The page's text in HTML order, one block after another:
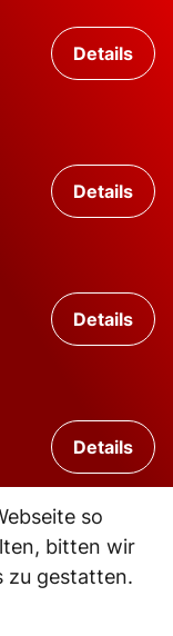
Details
Details
Details
Details
so
bitten wir
zu gestatten.